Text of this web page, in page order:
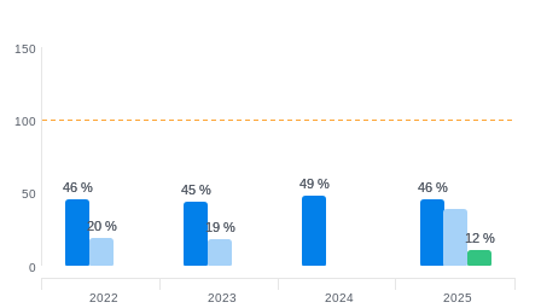
46 %
46 % 45 %
45 % 49 %
49 % 46 %
46 %
20 %
20 % 19 %
19 %
12 %
12 %
0
50
100
150
2022 2023 2024 2025
(-)
(-)
Bài
viết